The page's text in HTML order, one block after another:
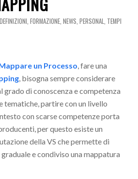
DEFINIZIONI, FORMAZIONE, NEWS, PERSONAL, TEMPI
un Processo , fare una
, bisogna sempre considerare
grado di conoscenza e competenza
tematiche, partire con un livello
con scarse competenze porta
per questo esiste un
della VS che permette di
e condiviso una mappatura